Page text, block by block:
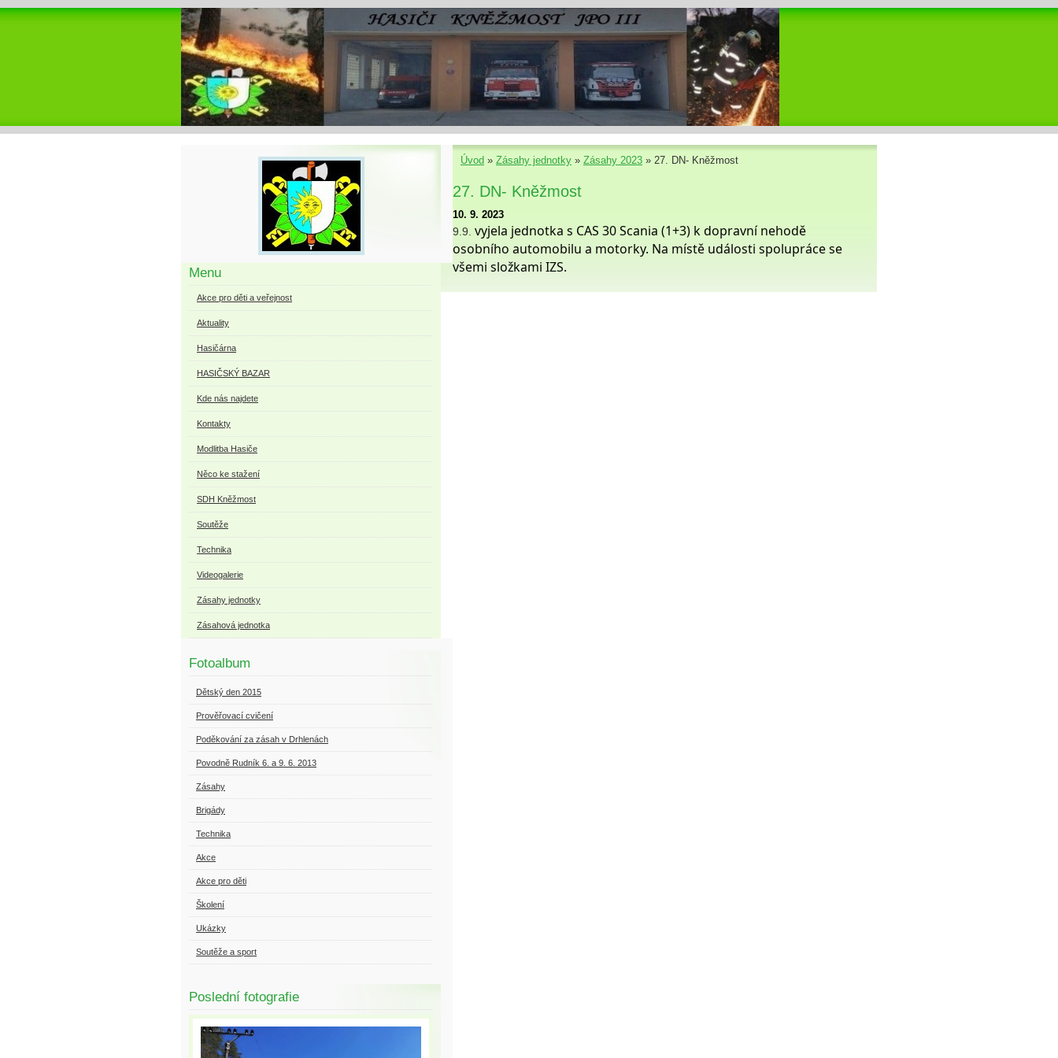
Úvod » Zásahy jednotky » Zásahy 2023 » 27. DN- Kněžmost
27. DN- Kněžmost
10. 9. 2023
9.9. vyjela jednotka s CAS 30 Scania (1+3) k dopravní nehodě
osobního automobilu a motorky. Na místě události spolupráce se
všemi složkami IZS.
Menu
Akce pro děti a veřejnost
Aktuality
Hasičárna
HASIČSKÝ BAZAR
Kde nás najdete
Kontakty
Modlitba Hasiče
Něco ke stažení
SDH Kněžmost
Soutěže
Technika
Videogalerie
Zásahy jednotky
Zásahová jednotka
Fotoalbum
Dětský den 2015
Prověřovací cvičení
Poděkování za zásah v Drhlenách
Povodně Rudník 6. a 9. 6. 2013
Zásahy
Brigády
Technika
Akce
Akce pro děti
Školení
Ukázky
Soutěže a sport
Poslední fotografie